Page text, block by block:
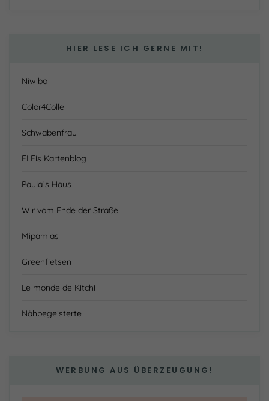
HIER LESE ICH GERNE MIT!
Niwibo
Color4Colle
Schwabenfrau
ELFis Kartenblog
Paula´s Haus
Wir vom Ende der Straße
Mipamias
Greenfietsen
Le monde de Kitchi
Nähbegeisterte
WERBUNG AUS ÜBERZEUGUNG!